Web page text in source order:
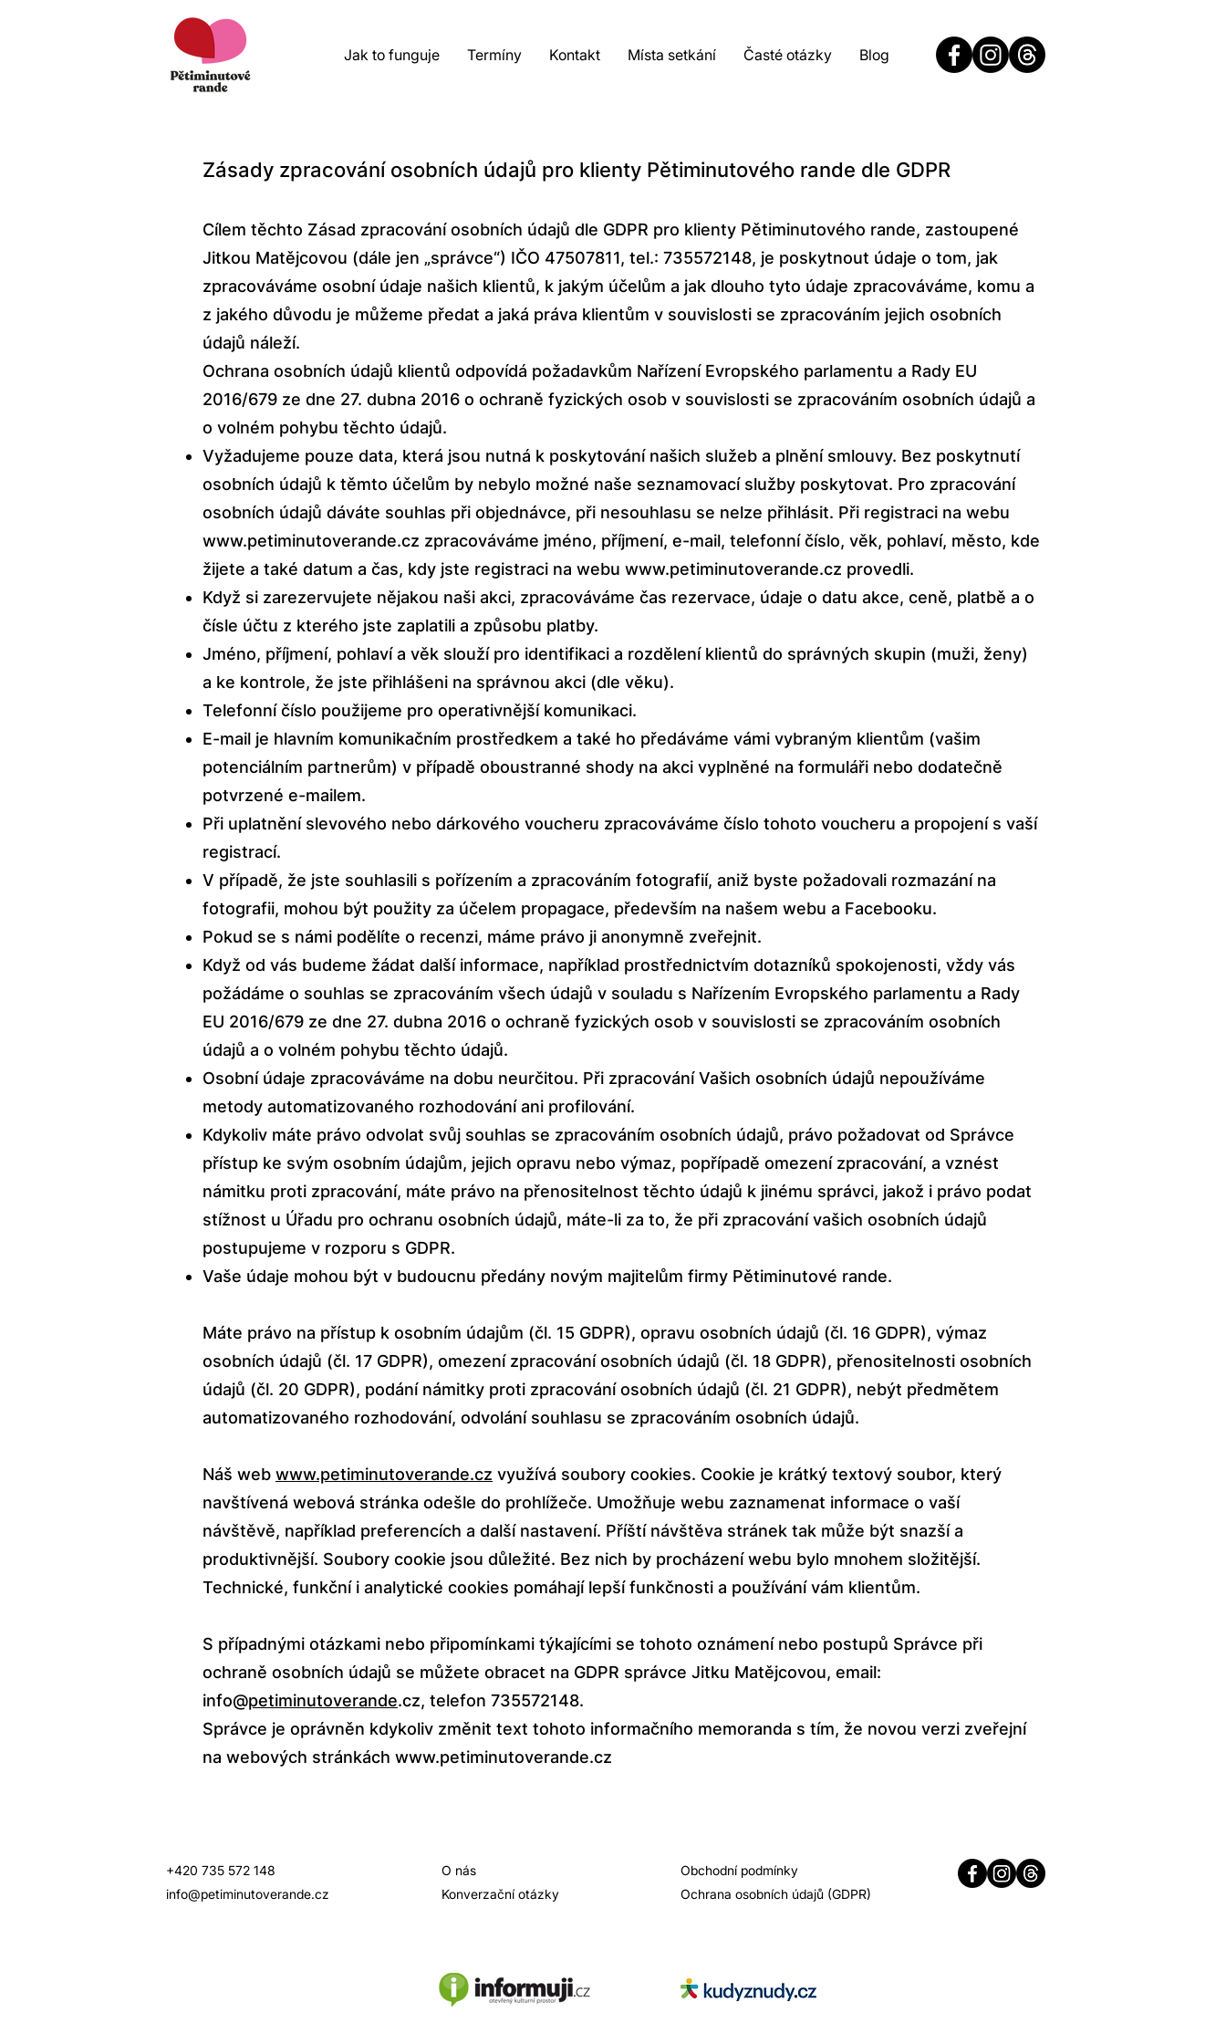
Jak to funguje Termíny Kontakt Místa setkání Časté otázky Blog
Zásady zpracování osobních údajů pro klienty Pětiminutového rande dle GDPR
Cílem těchto Zásad zpracování osobních údajů dle GDPR pro klienty Pětiminutového rande, zastoupené
Jitkou Matějcovou (dále jen „správce“) IČO 47507811, tel.: 735572148, je poskytnout údaje o tom, jak
zpracováváme osobní údaje našich klientů, k jakým účelům a jak dlouho tyto údaje zpracováváme, komu a
z jakého důvodu je můžeme předat a jaká práva klientům v souvislosti se zpracováním jejich osobních
údajů náleží.
Ochrana osobních údajů klientů odpovídá požadavkům Nařízení Evropského parlamentu a Rady EU
2016/679 ze dne 27. dubna 2016 o ochraně fyzických osob v souvislosti se zpracováním osobních údajů a
o volném pohybu těchto údajů.
Vyžadujeme pouze data, která jsou nutná k poskytování našich služeb a plnění smlouvy. Bez poskytnutí
osobních údajů k těmto účelům by nebylo možné naše seznamovací služby poskytovat. Pro zpracování
osobních údajů dáváte souhlas při objednávce, při nesouhlasu se nelze přihlásit. Při registraci na webu
www.petiminutoverande.cz zpracováváme jméno, příjmení, e-mail, telefonní číslo, věk, pohlaví, město, kde
žijete a také datum a čas, kdy jste registraci na webu www.petiminutoverande.cz provedli.
Když si zarezervujete nějakou naši akci, zpracováváme čas rezervace, údaje o datu akce, ceně, platbě a o
čísle účtu z kterého jste zaplatili a způsobu platby.
Jméno, příjmení, pohlaví a věk slouží pro identifikaci a rozdělení klientů do správných skupin (muži, ženy)
a ke kontrole, že jste přihlášeni na správnou akci (dle věku).
Telefonní číslo použijeme pro operativnější komunikaci.
E-mail je hlavním komunikačním prostředkem a také ho předáváme vámi vybraným klientům (vašim
potenciálním partnerům) v případě oboustranné shody na akci vyplněné na formuláři nebo dodatečně
potvrzené e-mailem.
Při uplatnění slevového nebo dárkového voucheru zpracováváme číslo tohoto voucheru a propojení s vaší
registrací.
V případě, že jste souhlasili s pořízením a zpracováním fotografií, aniž byste požadovali rozmazání na
fotografii, mohou být použity za účelem propagace, především na našem webu a Facebooku.
Pokud se s námi podělíte o recenzi, máme právo ji anonymně zveřejnit.
Když od vás budeme žádat další informace, například prostřednictvím dotazníků spokojenosti, vždy vás
požádáme o souhlas se zpracováním všech údajů v souladu s Nařízením Evropského parlamentu a Rady
EU 2016/679 ze dne 27. dubna 2016 o ochraně fyzických osob v souvislosti se zpracováním osobních
údajů a o volném pohybu těchto údajů.
Osobní údaje zpracováváme na dobu neurčitou. Při zpracování Vašich osobních údajů nepoužíváme
metody automatizovaného rozhodování ani profilování.
Kdykoliv máte právo odvolat svůj souhlas se zpracováním osobních údajů, právo požadovat od Správce
přístup ke svým osobním údajům, jejich opravu nebo výmaz, popřípadě omezení zpracování, a vznést
námitku proti zpracování, máte právo na přenositelnost těchto údajů k jinému správci, jakož i právo podat
stížnost u Úřadu pro ochranu osobních údajů, máte-li za to, že při zpracování vašich osobních údajů
postupujeme v rozporu s GDPR.
Vaše údaje mohou být v budoucnu předány novým majitelům firmy Pětiminutové rande.
Máte právo na přístup k osobním údajům (čl. 15 GDPR), opravu osobních údajů (čl. 16 GDPR), výmaz
osobních údajů (čl. 17 GDPR), omezení zpracování osobních údajů (čl. 18 GDPR), přenositelnosti osobních
údajů (čl. 20 GDPR), podání námitky proti zpracování osobních údajů (čl. 21 GDPR), nebýt předmětem
automatizovaného rozhodování, odvolání souhlasu se zpracováním osobních údajů.
Náš web www.petiminutoverande.cz využívá soubory cookies. Cookie je krátký textový soubor, který
navštívená webová stránka odešle do prohlížeče. Umožňuje webu zaznamenat informace o vaší
návštěvě, například preferencích a další nastavení. Příští návštěva stránek tak může být snazší a
produktivnější. Soubory cookie jsou důležité. Bez nich by procházení webu bylo mnohem složitější.
Technické, funkční i analytické cookies pomáhají lepší funkčnosti a používání vám klientům.
S případnými otázkami nebo připomínkami týkajícími se tohoto oznámení nebo postupů Správce při
ochraně osobních údajů se můžete obracet na GDPR správce Jitku Matějcovou, email:
info@petiminutoverande.cz, telefon 735572148.
Správce je oprávněn kdykoliv změnit text tohoto informačního memoranda s tím, že novou verzi zveřejní
na webových stránkách www.petiminutoverande.cz
+420 735 572 148
info@petiminutoverande.cz
O nás
Konverzační otázky
Obchodní podmínky
Ochrana osobních údajů (GDPR)